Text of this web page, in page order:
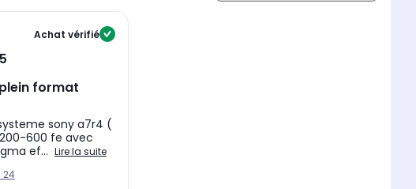
Achat vérifié
sony a7r4 (
600 fe avec
ef... Lire la suite
24